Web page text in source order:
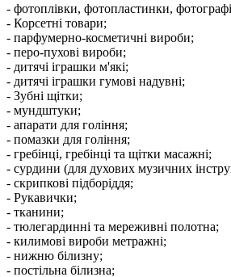
- фотоплівки, фотопластинки,
- Корсетні товари;
- парфумерно-косметичні вироби;
- перо-пухові вироби;
- дитячі іграшки м'які;
- дитячі іграшки гумові надувні;
- Зубні щітки;
- мундштуки;
- апарати для гоління;
- помазки для гоління;
- гребінці, гребінці та щітки масажні;
- сурдини (для духових музичних
- скрипкові підборіддя;
- Рукавички;
- тканини;
- тюлегардинні та мереживні полотна;
- килимові вироби метражні;
- нижню білизну;
- постільна білизна;